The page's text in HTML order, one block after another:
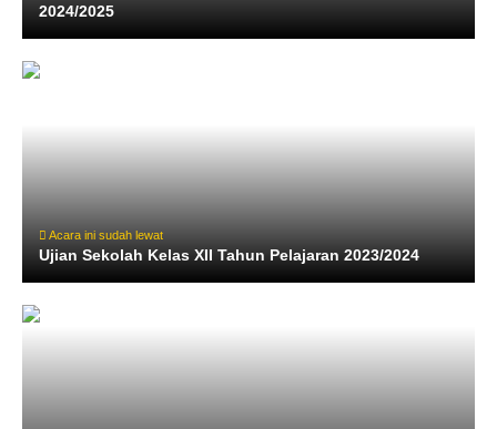
2024/2025
Acara ini sudah lewat
Ujian Sekolah Kelas XII Tahun Pelajaran 2023/2024